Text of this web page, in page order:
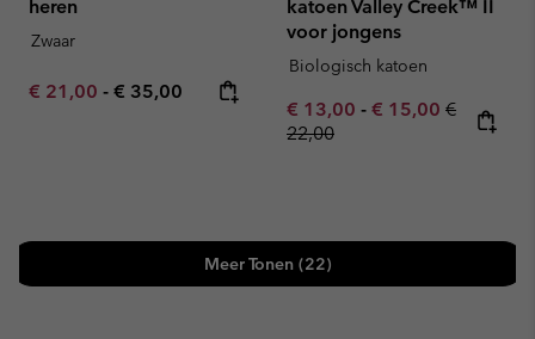
heren
Zwaar
Minimum sale price:
€ 21,00 - Maximum price:
€ 35,00
katoen Valley Creek™ II
voor jongens
Biologisch katoen
Minimum sale price:
€ 13,00 - Maximum sale
€ 15,00 Regular
€
22,00
Meer Tonen (22)